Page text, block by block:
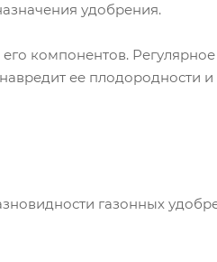
удобрения.
компонентов. Регулярное
ее плодородности и
газонных